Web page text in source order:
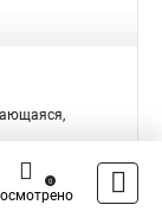
Сравнить
0